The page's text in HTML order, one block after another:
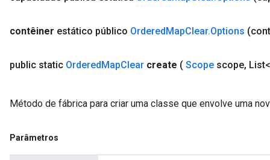
contêiner estático público OrderedMapClear.Options
public static OrderedMapClear create ( Scope scope,
Método de fábrica para criar uma classe que envolve uma
Parâmetros